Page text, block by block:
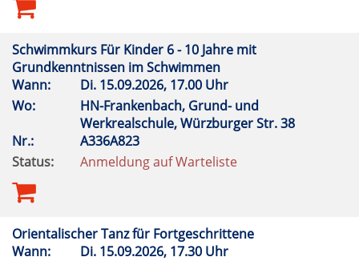
Schwimmkurs Für Kinder 6 - 10 Jahre mit
Grundkenntnissen im Schwimmen
Wann:
Di. 15.09.2026, 17.00 Uhr
Wo:
HN-Frankenbach, Grund- und
Werkrealschule, Würzburger Str. 38
Nr.:
A336A823
Status:
Anmeldung auf Warteliste
Orientalischer Tanz für Fortgeschrittene
Wann:
Di. 15.09.2026, 17.30 Uhr